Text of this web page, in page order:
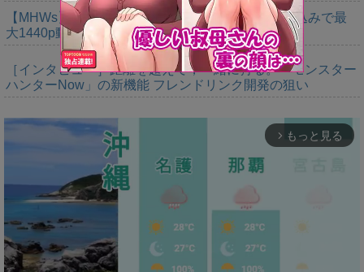
【MHWs】「Switch2版モンハンワイルズはDLSS込みで最
大1440p動作」
［インタビュー］距離を超えて，一緒に狩る。「モンスター
ハンターNow」の新機能 フレンドリンク開発の狙い
arrow_forward_ios もっと見る